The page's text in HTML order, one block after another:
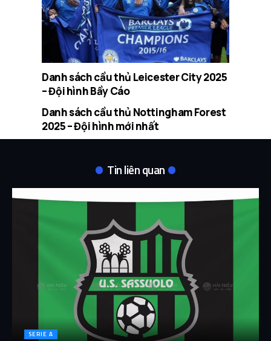
Danh sách cầu thủ Leicester City 2025
– Đội hình Bầy Cáo
Danh sách cầu thủ Nottingham Forest
2025 – Đội hình mới nhất
Tin liên quan
SERIE A